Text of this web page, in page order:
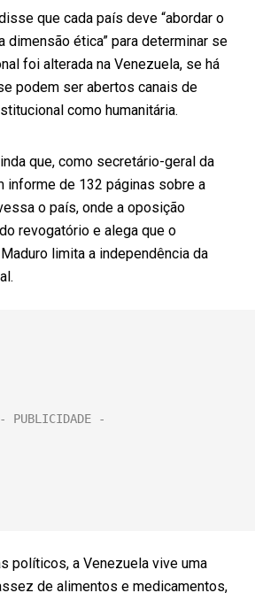
que cada país deve “abordar o
dimensão ética” para determinar se
foi alterada na Venezuela, se há
podem ser abertos canais de
como humanitária.
que, como secretário-geral da
informe de 132 páginas sobre a
o país, onde a oposição
revogatório e alega que o
limita a independência da
políticos, a Venezuela vive uma
de alimentos e medicamentos,